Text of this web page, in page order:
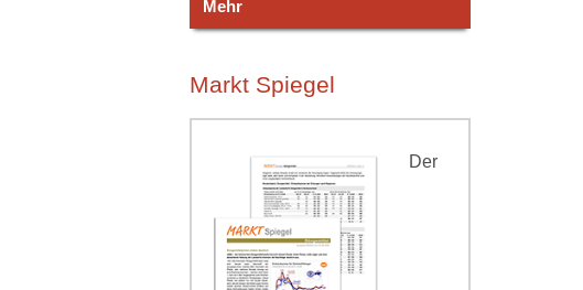
Mehr
Markt Spiegel
Der